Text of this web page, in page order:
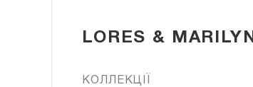
LORES & MARILYN
КОЛЛЕКЦІЇ